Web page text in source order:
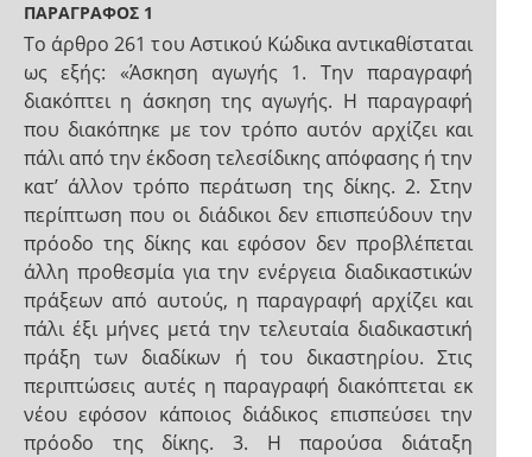
ΠΑΡΑΓΡΑΦΟΣ 1
Το άρθρο 261 του Αστικού Κώδικα αντικαθίσταται
ως εξής: «Άσκηση αγωγής 1. Την παραγραφή
διακόπτει η άσκηση της αγωγής. Η παραγραφή
που διακόπηκε με τον τρόπο αυτόν αρχίζει και
πάλι από την έκδοση τελεσίδικης απόφασης ή την
κατ’ άλλον τρόπο περάτωση της δίκης. 2. Στην
περίπτωση που οι διάδικοι δεν επισπεύδουν την
πρόοδο της δίκης και εφόσον δεν προβλέπεται
άλλη προθεσμία για την ενέργεια διαδικαστικών
πράξεων από αυτούς, η παραγραφή αρχίζει και
πάλι έξι μήνες μετά την τελευταία διαδικαστική
πράξη των διαδίκων ή του δικαστηρίου. Στις
περιπτώσεις αυτές η παραγραφή διακόπτεται εκ
νέου εφόσον κάποιος διάδικος επισπεύσει την
πρόοδο της δίκης. 3. Η παρούσα διάταξη